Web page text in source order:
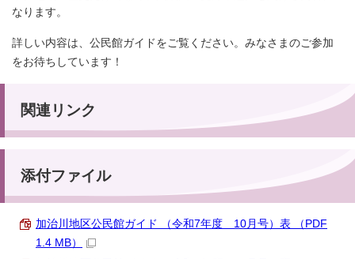
なります。
詳しい内容は、公民館ガイドをご覧ください。みなさまのご参加
をお待ちしています！
関連リンク
添付ファイル
加治川地区公民館ガイド （令和7年度 10月号）表 （PDF
1.4 MB）